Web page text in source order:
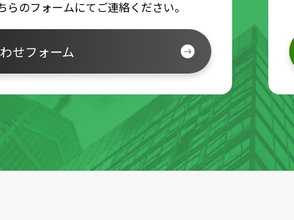
のフォームにてご連絡ください。
せフォーム